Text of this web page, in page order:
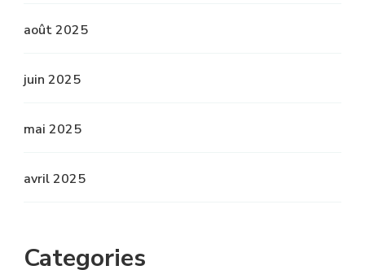
août 2025
juin 2025
mai 2025
avril 2025
Categories